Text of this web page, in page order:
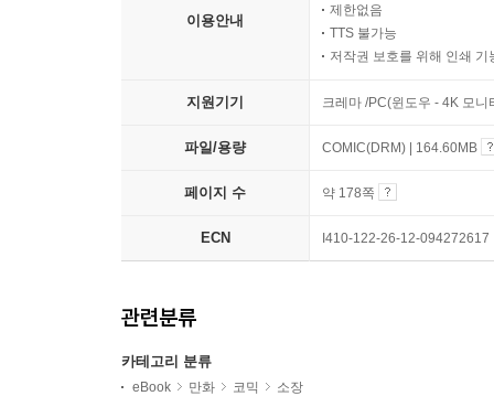
이용안내
제한없음
TTS 불가능
저작권 보호를 위해 인쇄 기
지원기기 크레마 /PC(윈도우 - 4K 모
파일/용량 COMIC(DRM) | 164.60MB
페이지 수 약 178쪽
ECN I410-122-26-12-094272617
관련분류
카테고리 분류
eBook 만화 코믹 소장